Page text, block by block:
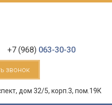
+7 (968) 063-30-30
звонок
дом 32/5, корп.3, пом.19К